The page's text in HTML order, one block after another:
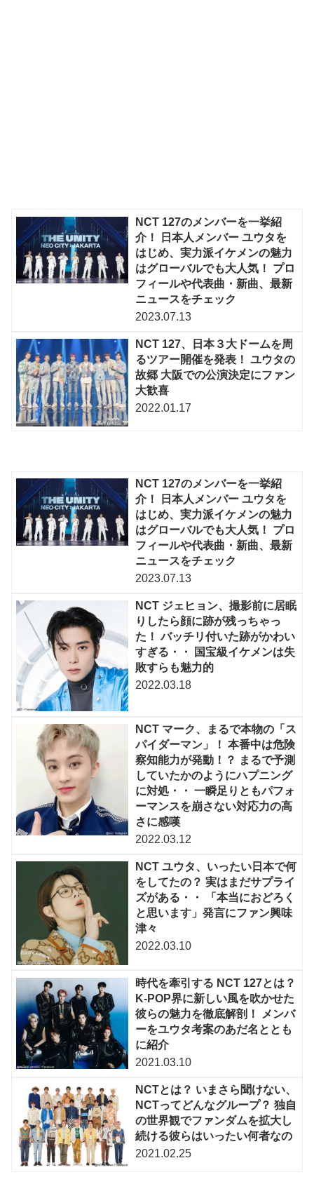
NCT 127のメンバーを一挙紹
介！ 日本人メンバー ユウタを
はじめ、実力派イケメンの魅力
はグローバルでも大人気！ プロ
フィールや代表曲・新曲、最新
ニュースをチェック
2023.07.13
NCT 127、日本３大ドームを周
るツアー開催を発表！ ユウタの
故郷 大阪での公演決定にファン
大歓喜
2022.01.17
NCT 127のメンバーを一挙紹
介！ 日本人メンバー ユウタを
はじめ、実力派イケメンの魅力
はグローバルでも大人気！ プロ
フィールや代表曲・新曲、最新
ニュースをチェック
2023.07.13
NCT ジェヒョン、撮影前に居眠
りしたら顔に跡が残っちゃっ
た！ バッチリ付いた跡がかわい
すぎる・・ 国宝級イケメンは失
敗すらも魅力的
2022.03.18
NCT マーク、まるで本物の「ス
パイダーマン」！ 本番中は危険
察知能力が発動！？ まるで予測
していたかのようにハプニング
に対処・・ 一瞬足りともパフォ
ーマンスを崩さない対応力の高
さに感嘆
2022.03.12
NCT ユウタ、いったい日本で何
をしてたの？ 実はまだサプライ
ズがある・・ 「本当におどろく
と思います」発言にファン興味
津々
2022.03.10
時代を牽引する NCT 127とは？
K-POP界に新しい風を吹かせた
彼らの魅力を徹底解剖！ メンバ
ーをユウタ考案のあだ名ととも
に紹介
2021.03.10
NCTとは？ いまさら聞けない、
NCTってどんなグループ？ 独自
の世界観でファンダムを拡大し
続ける彼らはいったい何者なの
2021.02.25